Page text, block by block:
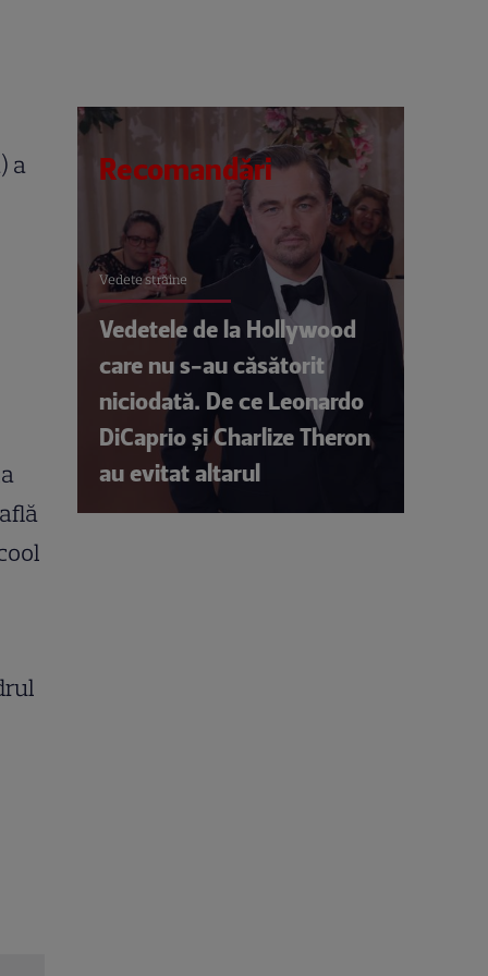
a
Recomandări
Vedete străine
Vedetele de la Hollywood
care nu s-au căsătorit
niciodată. De ce Leonardo
DiCaprio și Charlize Theron
au evitat altarul